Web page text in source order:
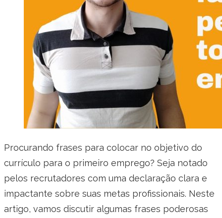
Procurando frases para colocar no objetivo do
currículo para o primeiro emprego? Seja notado
pelos recrutadores com uma declaração clara e
impactante sobre suas metas profissionais. Neste
artigo, vamos discutir algumas frases poderosas